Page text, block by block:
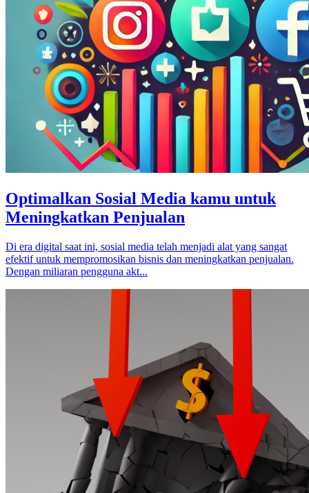
Optimalkan Sosial Media kamu untuk
Meningkatkan Penjualan
Di era digital saat ini, sosial media telah menjadi alat yang sangat
efektif untuk mempromosikan bisnis dan meningkatkan penjualan.
Dengan miliaran pengguna akt...